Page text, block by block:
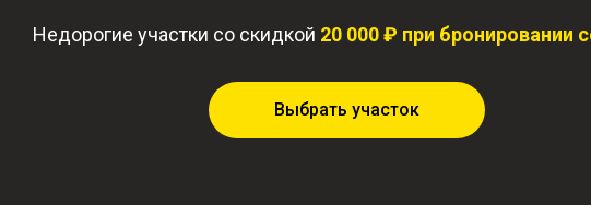
Недорогие участки со скидкой 20 000 ₽ при бронировании
Выбрать участок